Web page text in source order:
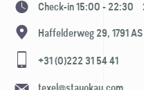
Check-in 15:00 - 22:30
Haffelderweg 29, 1791 AS
+31 (0)222 31 54 41